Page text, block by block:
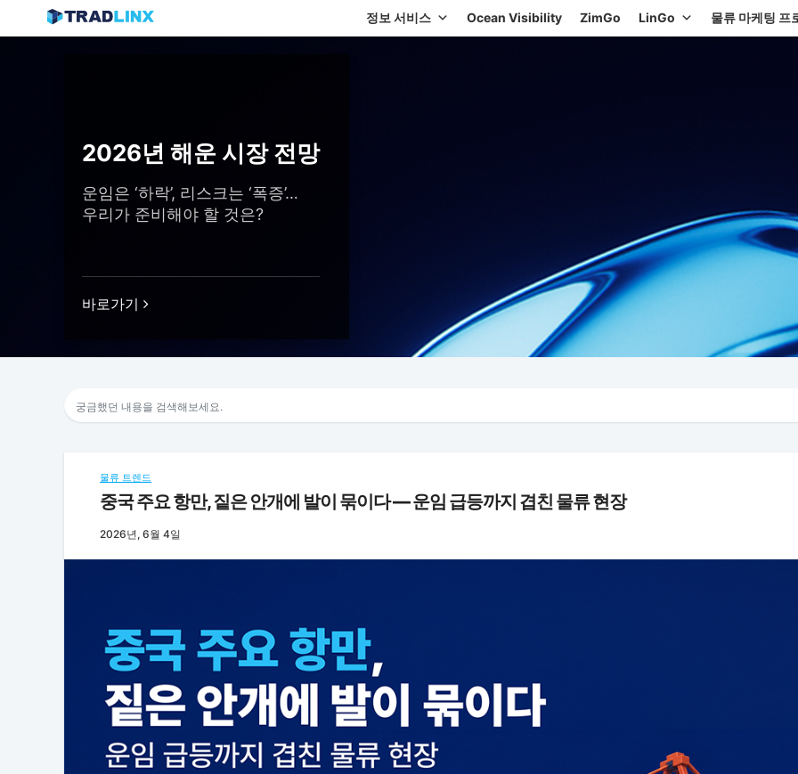
정보 서비스 Ocean Visibility ZimGo LinGo 물류 마케팅 프
2026년 해운 시장 전망
운임은 ‘하락’, 리스크는 ‘폭증’…
우리가 준비해야 할 것은?
바로가기
물류 트렌드
중국 주요 항만, 짙은 안개에 발이 묶이다 — 운임 급등까지 겹친 물류 현장
2026년, 6월 4일